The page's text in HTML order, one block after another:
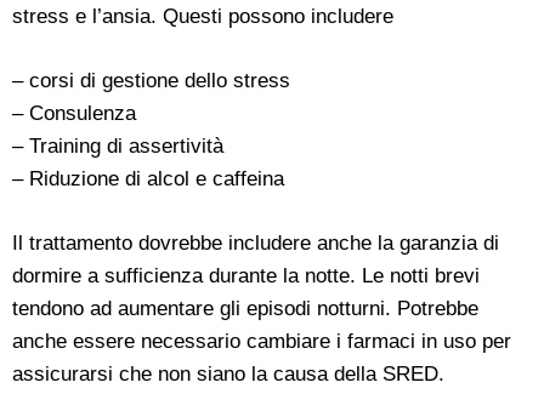
stress e l’ansia. Questi possono includere
– corsi di gestione dello stress
– Consulenza
– Training di assertività
– Riduzione di alcol e caffeina
Il trattamento dovrebbe includere anche la garanzia di
dormire a sufficienza durante la notte. Le notti brevi
tendono ad aumentare gli episodi notturni. Potrebbe
anche essere necessario cambiare i farmaci in uso per
assicurarsi che non siano la causa della SRED.